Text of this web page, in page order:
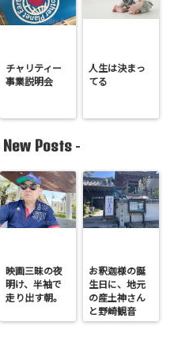
チャリティー
事業説明会
人生は決まっ
てる
New Posts -
映画三昧の夜
明け、半袖で
走り出す朝。
お釈迦様の誕
生日に、地元
の産土神さん
と野崎観音
へ。